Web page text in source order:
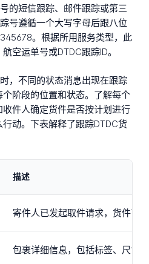
的短信跟踪、邮件跟踪或第三
号遵循一个大写字母后跟八位
。根据所用服务类型，此
空运单号或DTDC跟踪ID。
，不同的状态消息出现在跟踪
阶段的位置和状态。了解每个
件人确定货件是否按计划进行
动。下表解释了跟踪DTDC货
描述
寄件人已发起取件请求，货件已
包裹详细信息，包括标签、尺寸